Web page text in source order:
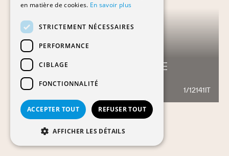
COMPLESSO RESIDENZIALE
NEUALTWIL (1. TAPPA)
245 1/12141IT
en matière de cookies. En savoir plus
STRICTEMENT NÉCESSAIRES
PERFORMANCE
CIBLAGE
FONCTIONNALITÉ
ACCEPTER TOUT REFUSER TOUT
AFFICHER LES DÉTAILS